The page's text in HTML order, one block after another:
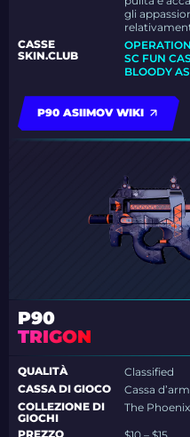
gli
CASSE
SKIN.CLUB
SC FUN
BLOODY
P90 ASIIMOV WIKI
P90
TRIGON
QUALITÀ
Classified
CASSA DI GIOCO
Cassa
COLLEZIONE DI
GIOCHI
The
PREZZO